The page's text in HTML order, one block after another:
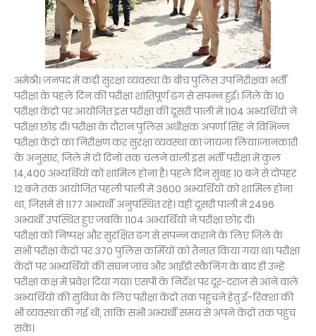
अमेठी। जनपद में कड़ी सुरक्षा व्यवस्था के बीच पुलिस उपनिरीक्षक भर्ती
परीक्षा के पहले दिन की परीक्षा शांतिपूर्ण ढंग से संपन्न हुई। जिले के 10
परीक्षा केंद्रों पर आयोजित इस परीक्षा की दूसरी पाली में 1104 अभ्यर्थियों ने
परीक्षा छोड़ दी। परीक्षा के दौरान पुलिस अधीक्षक अपर्णा सिंह ने विभिन्न
परीक्षा केंद्रों का निरीक्षण कर सुरक्षा व्यवस्था का जायजा लिया।जानकारी
के अनुसार, जिले में दो दिनों तक चलने वाली इस भर्ती परीक्षा में कुल
14,400 अभ्यर्थियों को शामिल होना है। पहले दिन सुबह 10 बजे से दोपहर
12 बजे तक आयोजित पहली पाली में 3600 अभ्यर्थियों को शामिल होना
था, जिसमें से 1177 अभ्यर्थी अनुपस्थित रहे। वहीं दूसरी पाली में 2496
अभ्यर्थी उपस्थित हुए जबकि 1104 अभ्यर्थियों ने परीक्षा छोड़ दी।
परीक्षा को निष्पक्ष और सुरक्षित ढंग से संपन्न कराने के लिए जिले के
सभी परीक्षा केंद्रों पर 370 पुलिस कर्मियों को तैनात किया गया था। परीक्षा
केंद्रों पर अभ्यर्थियों की सघन जांच और आईडी स्कैनिंग के बाद ही उन्हें
परीक्षा कक्ष में प्रवेश दिया गया। एसपी के निर्देश पर दूर-दराज से आने वाले
अभ्यर्थियों की सुविधा के लिए परीक्षा केंद्रों तक पहुंचने हेतु ई-रिक्शा की
भी व्यवस्था की गई थी, ताकि सभी अभ्यर्थी समय से अपने केंद्रों तक पहुंच
सकें।